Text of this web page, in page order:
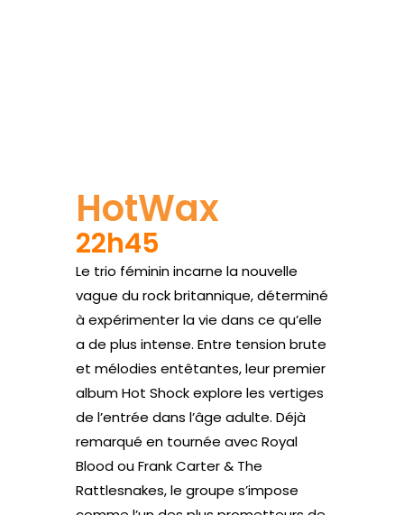
HotWax
22h45
Le trio féminin incarne la nouvelle
vague du rock britannique, déterminé
à expérimenter la vie dans ce qu’elle
a de plus intense. Entre tension brute
et mélodies entêtantes, leur premier
album Hot Shock explore les vertiges
de l’entrée dans l’âge adulte. Déjà
remarqué en tournée avec Royal
Blood ou Frank Carter & The
Rattlesnakes, le groupe s’impose